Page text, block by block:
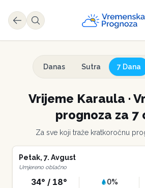
Danas Sutra 7 Dana
Vrijeme Karaula ·
prognoza za 7
Za sve koji traže kratkoročnu
Petak, 7. Avgust
Umjereno oblačno
34° / 18° 0%